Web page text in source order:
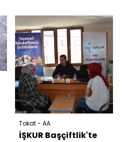
Tokat - AA
İŞKUR Başçiftlik'te